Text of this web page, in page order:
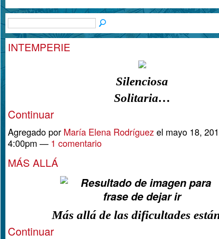
INTEMPERIE
Silenciosa
Solitaria…
Continuar
Agregado por María Elena Rodríguez el mayo 18,
4:00pm —1 comentario
MÁS ALLÁ
Más allá de las dificultades
Continuar